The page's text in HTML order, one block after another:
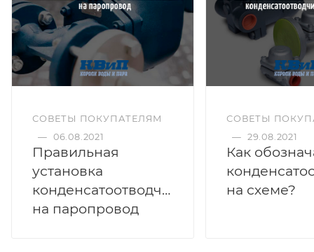
СОВЕТЫ ПОКУПАТЕЛЯМ
— 06.08.2021
Правильная
установка
конденсатоотводчиков
на паропровод
СОВЕТЫ
— 29.08.2021
Как
на схеме?